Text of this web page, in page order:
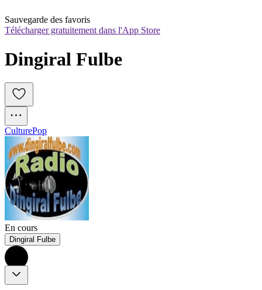
Sauvegarde des favoris
Télécharger gratuitement dans l'App Store
CulturePop
En cours
Dingiral Fulbe